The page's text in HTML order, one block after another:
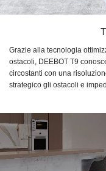
Grazie alla tecnologia
ostacoli, DEEBOT T9
circostanti con una
strategico gli ostacoli e